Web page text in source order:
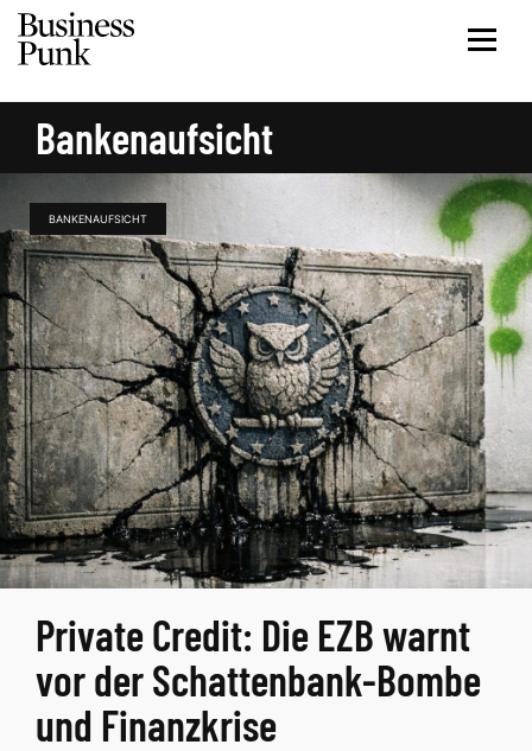
Bankenaufsicht
BANKENAUFSICHT
Private Credit: Die EZB warnt
vor der Schattenbank-Bombe
und Finanzkrise